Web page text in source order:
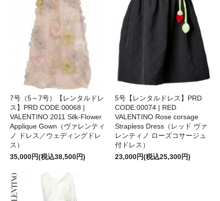
7号（5～7号）【レンタルドレ
ス】PRD CODE:00068 |
VALENTINO 2011 Silk-Flower
Applique Gown（ヴァレンティ
ノ ドレス／ウェディングドレ
ス）
35,000円(税込38,500円)
5号【レンタルドレス】PRD
CODE:00074 | RED
VALENTINO Rose corsage
Strapless Dress（レッド ヴァ
レンティノ ローズコサージュ
付ドレス）
23,000円(税込25,300円)